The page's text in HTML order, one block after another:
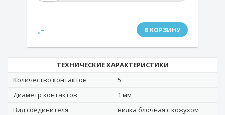
.- В КОРЗИНУ
ТЕХНИЧЕСКИЕ ХАРАКТЕРИСТИКИ
Количество контактов
5
Диаметр контактов
1 мм
Вид соединителя
вилка блочная с кожухом